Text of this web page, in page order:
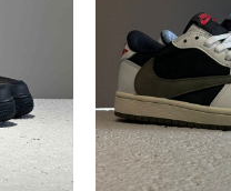
КРОССОВКИ, А
ГОДА